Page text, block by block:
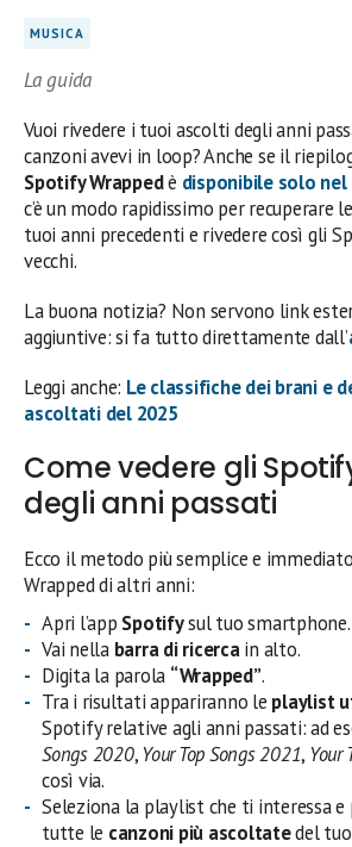
MUSICA
La guida
Vuoi rivedere i tuoi ascolti degli anni
canzoni avevi in loop? Anche se il
Spotify Wrappedè disponibile solo
c’è un modo rapidissimo per recuperare le
tuoi anni precedenti e rivedere così gli
vecchi.
La buona notizia? Non servono link
aggiuntive: si fa tutto direttamente dall’
Leggi anche: Le classifiche dei brani e
ascoltati del 2025
Come vedere gli
degli anni passati
Ecco il metodo più semplice e
Wrapped di altri anni:
Apri l’app Spotifysul tuo smartphone.
Vai nella barra di ricercain alto.
Digita la parola “Wrapped”.
Tra i risultati appariranno le playlist
Spotify relative agli anni passati: ad
Songs 2020, Your Top Songs 2021, Your
così via.
Seleziona la playlist che ti interessa
tutte le canzoni più ascoltatedel